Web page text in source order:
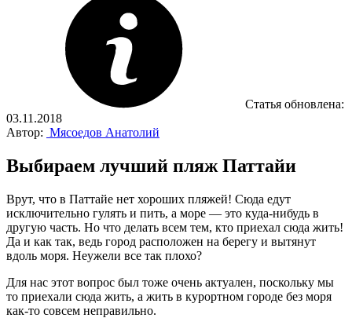
Статья обновлена:
03.11.2018
Автор: Мясоедов Анатолий
Выбираем лучший пляж Паттайи
Врут, что в Паттайе нет хороших пляжей! Сюда едут
исключительно гулять и пить, а море — это куда-нибудь в
другую часть. Но что делать всем тем, кто приехал сюда жить!
Да и как так, ведь город расположен на берегу и вытянут
вдоль моря. Неужели все так плохо?
Для нас этот вопрос был тоже очень актуален, поскольку мы
то приехали сюда жить, а жить в курортном городе без моря
как-то совсем неправильно.